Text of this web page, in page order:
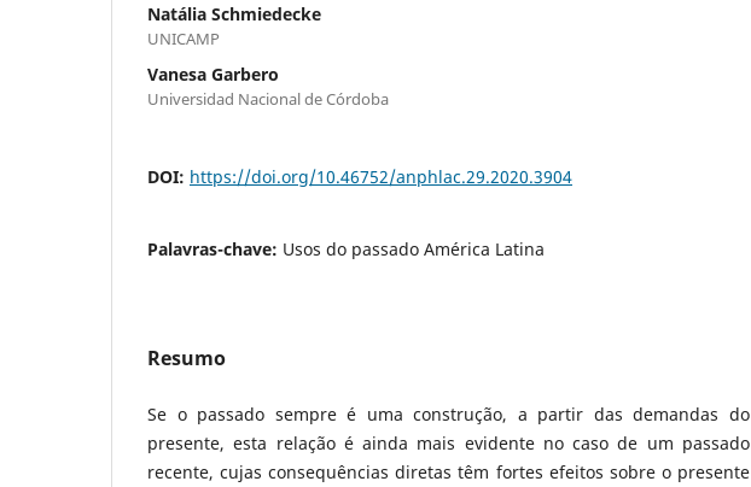
Natália Schmiedecke
UNICAMP
Vanesa Garbero
Universidad Nacional de Córdoba
DOI: https://doi.org/10.46752/anphlac.29.2020.3904
Palavras-chave: Usos do passado América Latina
Resumo
Se o passado sempre é uma construção, a partir das demandas do
presente, esta relação é ainda mais evidente no caso de um passado
recente, cujas consequências diretas têm fortes efeitos sobre o presente